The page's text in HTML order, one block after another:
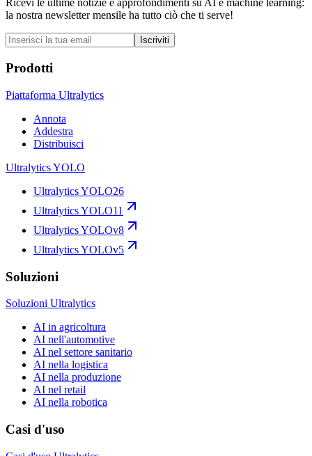
Ricevi le ultime notizie e approfondimenti su AI e machine learning:
la nostra newsletter mensile ha tutto ciò che ti serve!
Iscriviti
Prodotti
Piattaforma Ultralytics
Annota
Addestra
Distribuisci
Ultralytics YOLO
Ultralytics YOLO26
Ultralytics YOLO11
Ultralytics YOLOv8
Ultralytics YOLOv5
Soluzioni
Soluzioni Ultralytics
AI in agricoltura
AI nell'automotive
AI nel settore sanitario
AI nella logistica
AI nella produzione
AI nel retail
AI nella robotica
Casi d'uso